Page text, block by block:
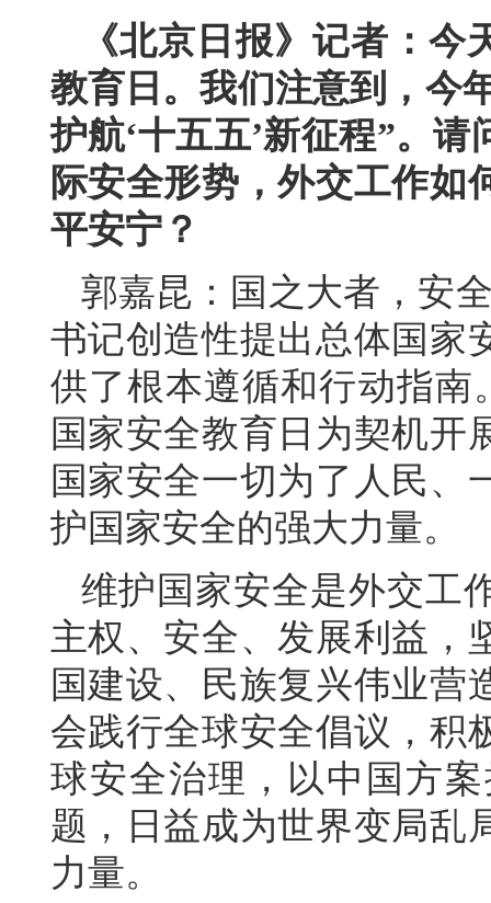
《北京日报》记者：今
教育日。我们注意到，今
护航‘十五五’新征程”。
际安全形势，外交工作如
平安宁？
郭嘉昆：国之大者，安
书记创造性提出总体国家
供了根本遵循和行动指南
国家安全教育日为契机开
国家安全一切为了人民、
护国家安全的强大力量。
维护国家安全是外交工
主权、安全、发展利益，
国建设、民族复兴伟业营
会践行全球安全倡议，积
球安全治理，以中国方
题，日益成为世界变局乱
力量。